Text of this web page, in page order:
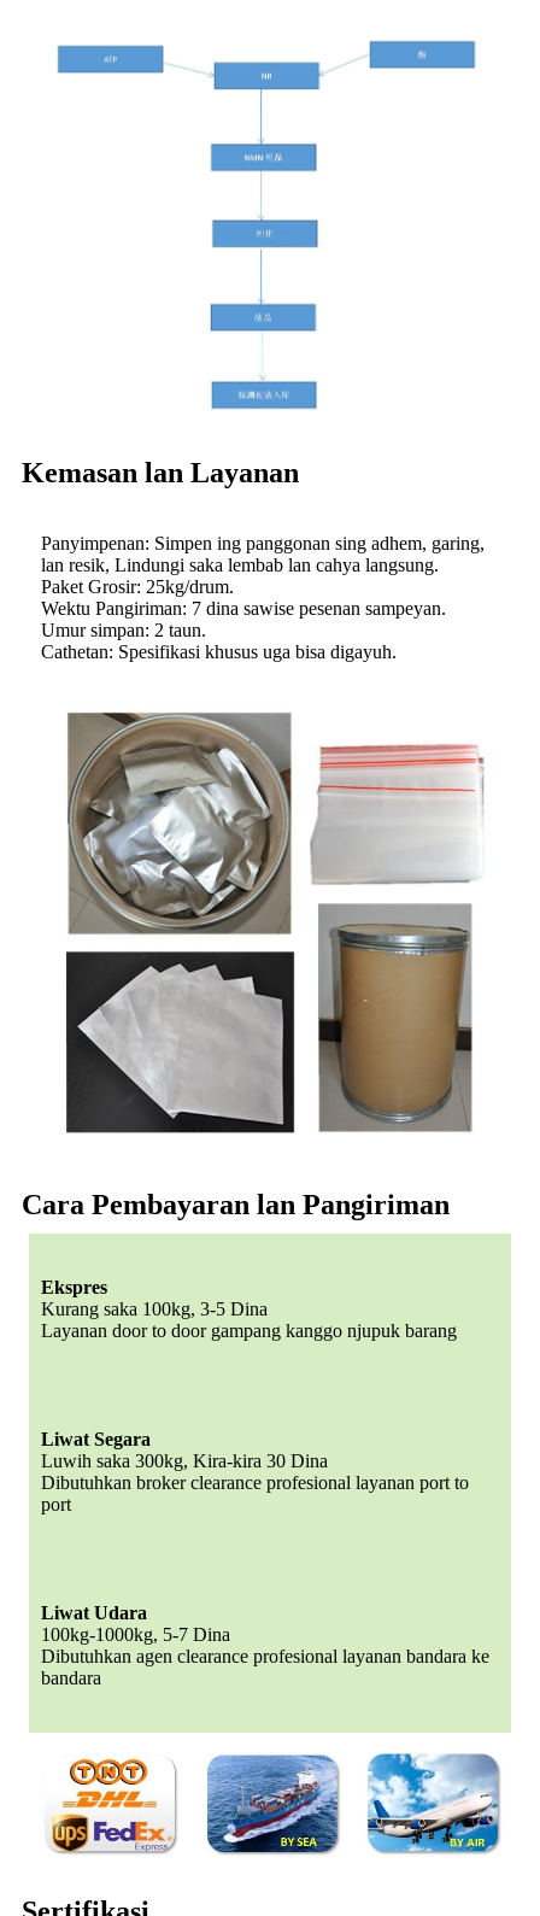
Kemasan lan Layanan
Panyimpenan: Simpen ing panggonan sing adhem, garing,
lan resik, Lindungi saka lembab lan cahya langsung.
Paket Grosir: 25kg/drum.
Wektu Pangiriman: 7 dina sawise pesenan sampeyan.
Umur simpan: 2 taun.
Cathetan: Spesifikasi khusus uga bisa digayuh.
Cara Pembayaran lan Pangiriman
Ekspres
Kurang saka 100kg, 3-5 Dina
Layanan door to door gampang kanggo njupuk barang
Liwat Segara
Luwih saka 300kg, Kira-kira 30 Dina
Dibutuhkan broker clearance profesional layanan port to
port
Liwat Udara
100kg-1000kg, 5-7 Dina
Dibutuhkan agen clearance profesional layanan bandara ke
bandara